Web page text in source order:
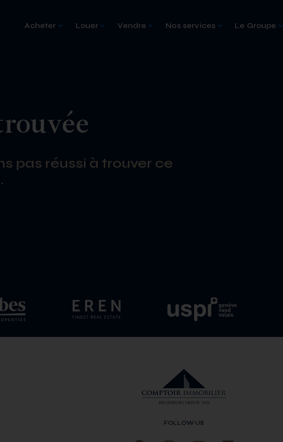
Acheter Louer Vendre Nos services Le Groupe
pas réussi à trouver ce
FOLLOW US